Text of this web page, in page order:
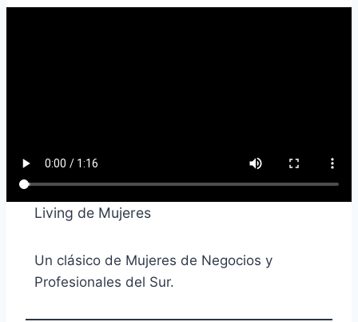
Living de Mujeres
Un clásico de Mujeres de Negocios y
Profesionales del Sur.